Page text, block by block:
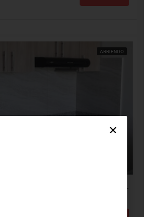
ARRIENDO
Apartamento Arriendo, Alameda Del Rio, Barranquilla (31746)